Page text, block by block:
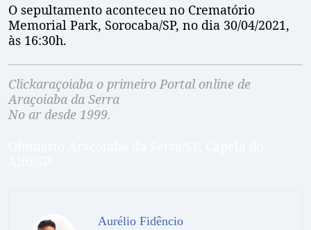
O sepultamento aconteceu no Crematório
Memorial Park, Sorocaba/SP, no dia 30/04/2021,
às 16:30h.
Clickaraçoiaba o primeiro Portal online de
Araçoiaba da Serra
No ar desde 1999.
Aurélio Fidêncio